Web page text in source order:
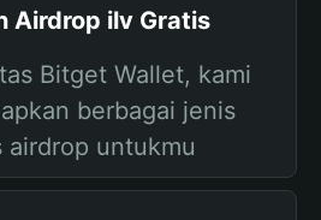
Airdrop ilv Gratis
Bitget Wallet, kami
berbagai jenis
airdrop untukmu